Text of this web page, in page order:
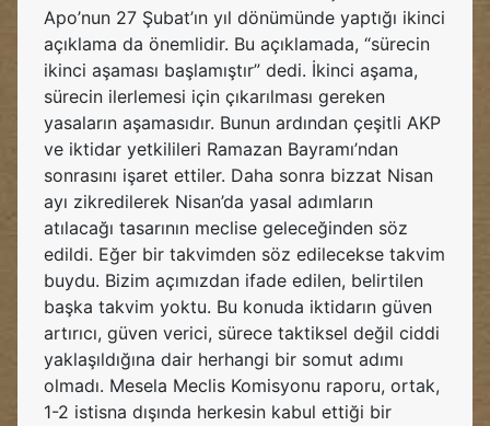
Apo’nun 27 Şubat’ın yıl dönümünde yaptığı ikinci
açıklama da önemlidir. Bu açıklamada, “sürecin
ikinci aşaması başlamıştır” dedi. İkinci aşama,
sürecin ilerlemesi için çıkarılması gereken
yasaların aşamasıdır. Bunun ardından çeşitli AKP
ve iktidar yetkilileri Ramazan Bayramı’ndan
sonrasını işaret ettiler. Daha sonra bizzat Nisan
ayı zikredilerek Nisan’da yasal adımların
atılacağı tasarının meclise geleceğinden söz
edildi. Eğer bir takvimden söz edilecekse takvim
buydu. Bizim açımızdan ifade edilen, belirtilen
başka takvim yoktu. Bu konuda iktidarın güven
artırıcı, güven verici, sürece taktiksel değil ciddi
yaklaşıldığına dair herhangi bir somut adımı
olmadı. Mesela Meclis Komisyonu raporu, ortak,
1-2 istisna dışında herkesin kabul ettiği bir